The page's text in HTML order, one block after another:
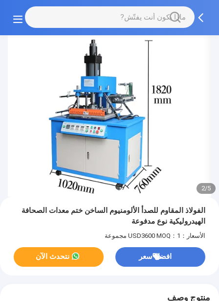
2/5
الفولاذ المقاوم للصدأ الألومنيوم الساخن ختم معدات الصحافة
الهيدروليكية نوع مدفوعة
الأسعار：USD3600 MOQ：1 مجموعة
افضل سعر نتحدث الآن
منتوج وصف